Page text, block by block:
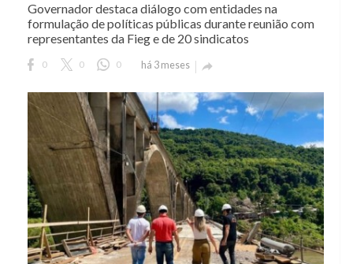
Governador destaca diálogo com entidades na
formulação de políticas públicas durante reunião com
representantes da Fieg e de 20 sindicatos
0 0 0 há 3 meses 